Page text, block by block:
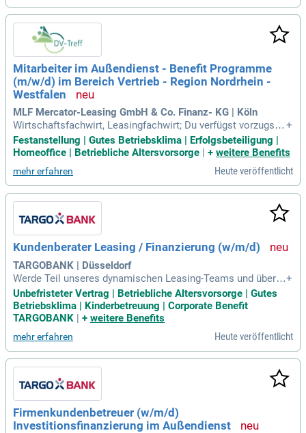
Mitarbeiter im Außendienst - Benefit Programme
(m/w/d) im Bereich Vertrieb - Region Nordrhein -
Westfalen
MLF Mercator-Leasing GmbH & Co. Finanz- KG | Köln
Wirtschaftsfachwirt, Leasingfachwirt; Du verfügst vorzugsw
eise über Erfahrung im direkten Vertrieb in der Finanz- oder
Leasingbranche; idealerweise auch im Umfeld von Gehaltsu
ähigkeiten wie Einsatzbereitschaft
+
Festanstellung | Gutes Betriebsklima | Erfolgsbeteiligung |
Homeoffice | Betriebliche Altersvorsorge
+ weitere Benefits
mehr erfahren Heute veröffentlicht
Kundenberater Leasing / Finanzierung (w/m/d)
TARGOBANK | Düsseldorf
Werde Teil unseres dynamischen Leasing-Teams und übern
ehme Verantwortung in einem entwicklungsfördernden Umf
eld. Hier kannst du deine Ideen einbringen und aktiv zur Kun
denzufriedenheit beitragen. Du berätst mittelständische Unt
anzierung. Als empathische/r Ansprechpartner/in gestaltest
du die Zusammenarbeit mit Kunden und Partnern entscheid
end mit. Deine individuelle Gebietsstrategie setzt du eigenv
erantwortlich um und akquirierst erfolgreich Neukunden. Pr
ofitiere von einem unterstützenden Team, das gemeinsam a
uf ein klares Ziel hinarbeitet: das beste Finanzierungserlebni
s für unsere Kunden zu schaffen.
+
Unbefristeter Vertrag | Betriebliche Altersvorsorge | Gutes
Betriebsklima | Kinderbetreuung | Corporate Benefit
TARGOBANK | + weitere Benefits
mehr erfahren Heute veröffentlicht
Firmenkundenbetreuer (w/m/d)
Investitionsfinanzierung im Außendienst